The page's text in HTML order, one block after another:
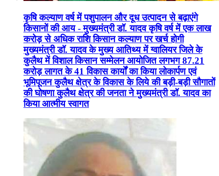
कृषि कल्याण वर्ष में पशुपालन और दूध उत्पादन से बढ़ाएंगे
किसानों की आय - मुख्यमंत्री डॉ. यादव कृषि वर्ष में एक लाख
करोड़ से अधिक राशि किसान कल्याण पर खर्च होगी
मुख्यमंत्री डॉ. यादव के मुख्य आतिथ्य में ग्वालियर जिले के
कुलैथ में विशाल किसान सम्मेलन आयोजित लगभग 87.21
करोड़ लागत के 41 विकास कार्यों का किया लोकार्पण एवं
भूमिपूजन कुलैथ क्षेत्र के विकास के लिये की बड़ी-बड़ी सौगातों
की घोषणा कुलैथ क्षेत्र की जनता ने मुख्यमंत्री डॉ. यादव का
किया आत्मीय स्वागत